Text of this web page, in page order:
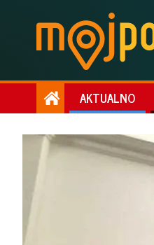
AKTUALNO